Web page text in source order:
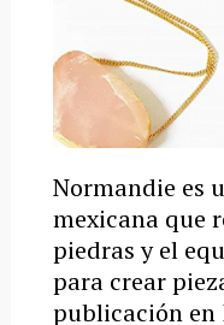
Normandie es
mexicana que
piedras y el
para crear
publicación